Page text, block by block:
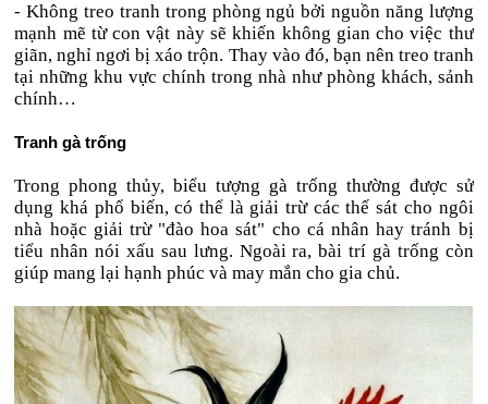
- Không treo tranh trong phòng ngủ bởi nguồn năng lượng
mạnh mẽ từ con vật này sẽ khiến không gian cho việc thư
giãn, nghỉ ngơi bị xáo trộn. Thay vào đó, bạn nên treo tranh
tại những khu vực chính trong nhà như phòng khách, sảnh
chính…
Tranh gà trống
Trong phong thủy, biểu tượng gà trống thường được sử
dụng khá phổ biến, có thể là giải trừ các thế sát cho ngôi
nhà hoặc giải trừ "đào hoa sát" cho cá nhân hay tránh bị
tiểu nhân nói xấu sau lưng. Ngoài ra, bài trí gà trống còn
giúp mang lại hạnh phúc và may mắn cho gia chủ.